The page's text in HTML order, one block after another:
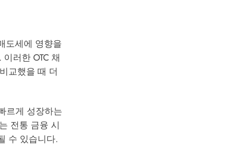
도세에 영향을
러한 OTC 채
교했을 때 더
르게 성장하는
전통 금융 시
수 있습니다.